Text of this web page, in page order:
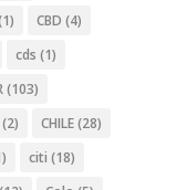
CBD (4)
cds (1)
(103)
(2) CHILE(28)
citi (18)